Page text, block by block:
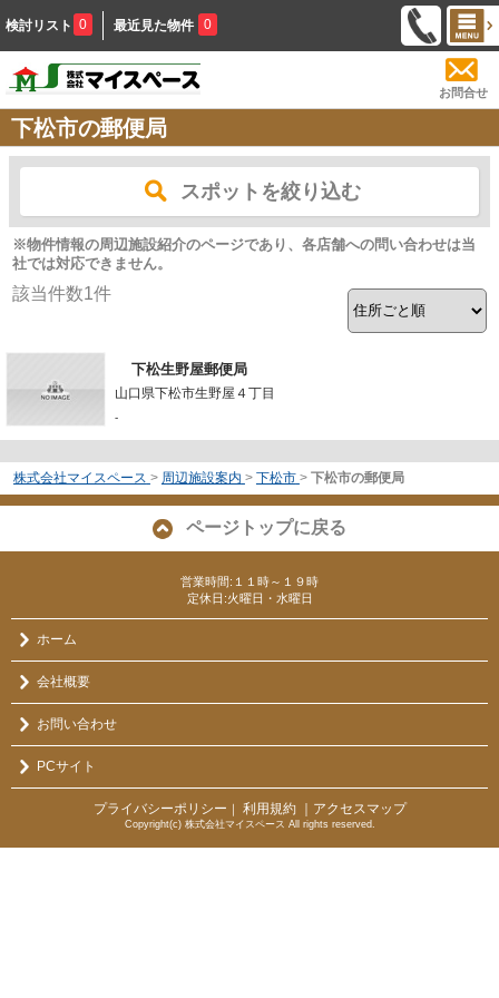
検討リスト 0 最近見た物件 0
お問合せ
下松市の郵便局
スポットを絞り込む
※物件情報の周辺施設紹介のページであり、各店舗への問い合わせは当
社では対応できません。
該当件数1件
下松生野屋郵便局
山口県下松市生野屋４丁目
-
株式会社マイスペース > 周辺施設案内 > 下松市 > 下松市の郵便局
ページトップに戻る
営業時間:１１時～１９時
定休日:火曜日・水曜日
ホーム
会社概要
お問い合わせ
PCサイト
プライバシーポリシー ｜ 利用規約 ｜アクセスマップ
Copyright(c) 株式会社マイスペース All rights reserved.